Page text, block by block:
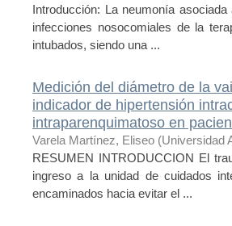
Introducción: La neumonía
infecciones nosocomiales de la
intubados, siendo una ...
Medición del diámetro de la
indicador de hipertensión
intraparenquimatoso en
Varela Martínez, Eliseo (Universidad
RESUMEN INTRODUCCION El
ingreso a la unidad de cuidados
encaminados hacia evitar el ...